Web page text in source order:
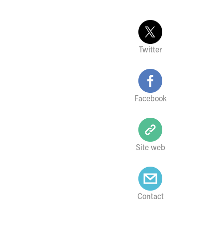
Twitter
Facebook
Site web
Contact